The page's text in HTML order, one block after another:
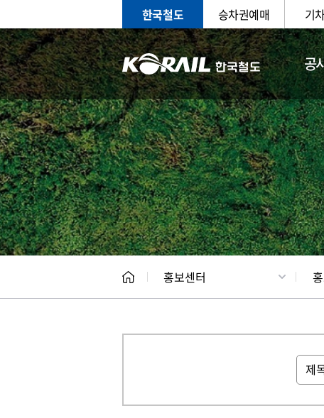
한국철도 승차권예매 기
공
홍보 문화사
홍보센터